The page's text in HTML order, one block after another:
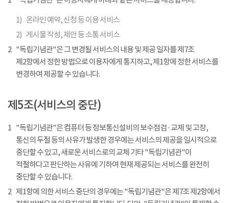
1) 온라인 예약, 신청 등 이용 서비스
2) 게시물 작성, 제안 등 소통 서비스
2 "독립기념관"은 그 변경될 서비스의 내용 및 제공 일자를 제7조
제2항에서 정한 방법으로 이용자에게 통지하고, 제1항에 정한 서비스를
변경하여 제공할 수 있습니다.
제5조(서비스의 중단)
1 "독립기념관"은 컴퓨터 등 정보통신설비의 보수점검 · 교체 및 고장,
통신의 두절 등의 사유가 발생한 경우에는 서비스의 제공을 일시적으로
중단할 수 있고, 새로운 서비스로의 교체 기타 "독립기념관"이
적절하다고 판단하는 사유에 기하여 현재 제공되는 서비스를 완전히
중단할 수 있습니다.
2 제1항에 의한 서비스 중단의 경우에는 "독립기념관"은 제7조 제2항에서